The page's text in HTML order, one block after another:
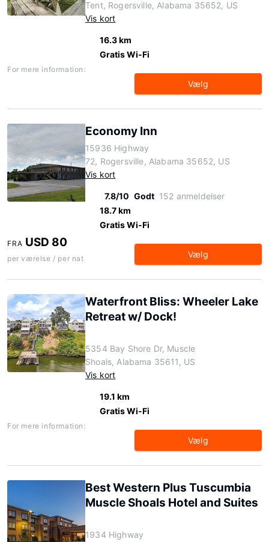
Tent, Rogersville, Alabama 35652, US
Vis kort
16.3 km
Gratis Wi-Fi
For mere information:
Vælg
Economy Inn
15936 Highway
72, Rogersville, Alabama 35652, US
Vis kort
7.8/10 Godt 152 anmeldelser
18.7 km
Gratis Wi-Fi
FRA USD 80
per værelse / per nat Vælg
Waterfront Bliss: Wheeler Lake
Retreat w/ Dock!
5354 Bay Shore Dr, Muscle
Shoals, Alabama 35611, US
Vis kort
19.1 km
Gratis Wi-Fi
For mere information:
Vælg
Best Western Plus Tuscumbia
Muscle Shoals Hotel and Suites
1934 Highway